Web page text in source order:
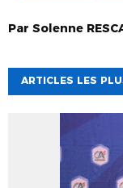
Par Solenne
ARTICLES LES